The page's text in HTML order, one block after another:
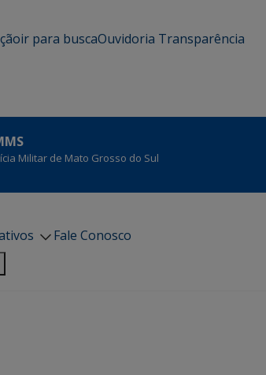
ir para buscaOuvidoria Transparência
Militar de Mato Grosso do Sul
Fale Conosco